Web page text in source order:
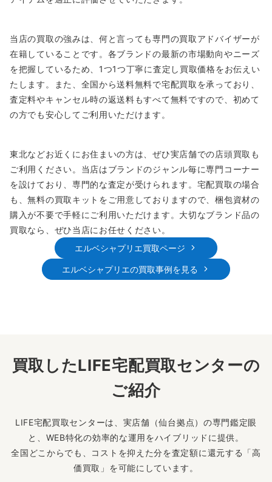
当店の買取の強みは、何と言っても専門の買取アドバイザーが
在籍していることです。各ブランドの最新の市場動向やニーズ
を把握しているため、1つ1つ丁寧に査定し買取価格をお伝えい
たします。また、全国から送料無料で宅配買取を承っており、
査定料やキャンセル時の返送料もすべて無料ですので、初めて
の方でも安心してご利用いただけます。
東北などお近くにお住まいの方は、ぜひ実店舗での店頭買取も
ご利用ください。当店はブランドのジャンル毎に専門コーナー
を設けており、専門的な査定が受けられます。宅配買取の場合
も、無料の買取キットをご用意しておりますので、梱包資材の
購入が不要で手軽にご利用いただけます。大切なブランド品の
買取なら、ぜひ当店にお任せください。
エルベシャプリエ買取ページ
エルベシャプリエの買取事例を見る
買取したLIFE宅配買取センターの
ご紹介
LIFE宅配買取センターは、実店舗（仙台拠点）の専門鑑定眼
と、WEB特化の効率的な運用をハイブリッドに提供。
全国どこからでも、コストを抑えた分を査定額に還元する「高
価買取」を可能にしています。